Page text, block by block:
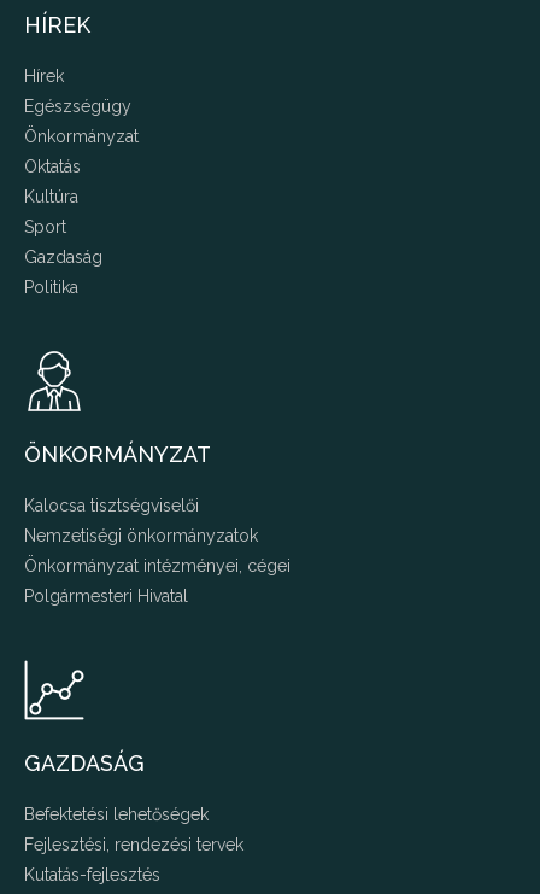
HÍREK
Hírek
Egészségügy
Önkormányzat
Oktatás
Kultúra
Sport
Gazdaság
Politika
ÖNKORMÁNYZAT
Kalocsa tisztségviselői
Nemzetiségi önkormányzatok
Önkormányzat intézményei, cégei
Polgármesteri Hivatal
GAZDASÁG
Befektetési lehetőségek
Fejlesztési, rendezési tervek
Kutatás-fejlesztés